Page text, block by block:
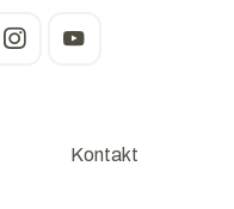
Kontakt